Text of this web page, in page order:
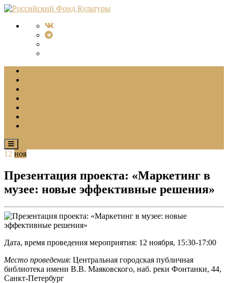
12 ноя
Презентация проекта: «Маркетинг в
музее: новые эффективные решения»
Дата, время проведения мероприятия: 12 ноября, 15:30-17:00
Место проведения: Центральная городская публичная
библиотека имени В.В. Маяковского, наб. реки Фонтанки, 44,
Санкт-Петербург